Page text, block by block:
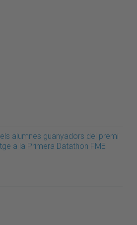
alumnes guanyadors del premi
a la Primera Datathon FME